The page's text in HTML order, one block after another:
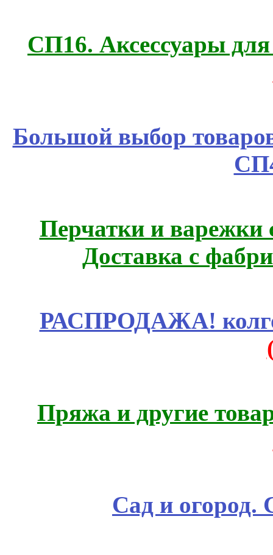
СП16. Аксессуары
Большой выбор
Перчатки и варежки
Доставка с
РАСПРОДАЖА!
Пряжа и другие
Сад и огород.